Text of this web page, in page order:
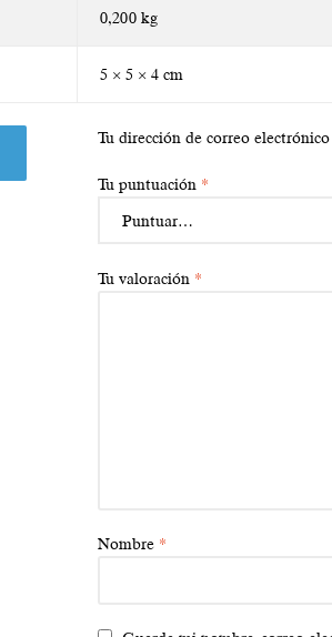
0,200 kg
5 × 5 × 4 cm
Tu dirección de correo
Tu puntuación *
Tu valoración *
Nombre *